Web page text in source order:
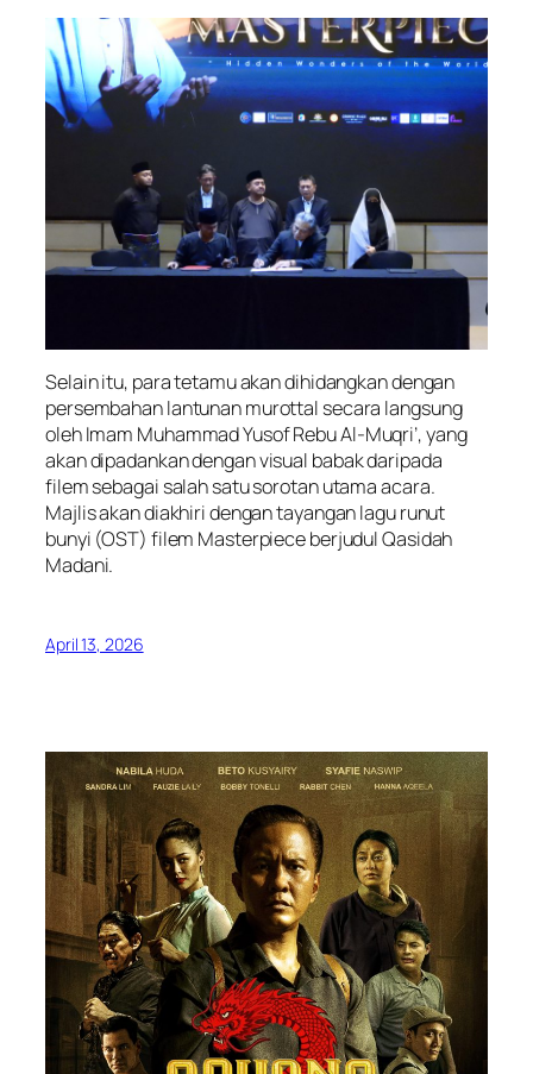
Selain itu, para tetamu akan dihidangkan dengan
persembahan lantunan murottal secara langsung
oleh Imam Muhammad Yusof Rebu Al-Muqri’, yang
akan dipadankan dengan visual babak daripada
filem sebagai salah satu sorotan utama acara.
Majlis akan diakhiri dengan tayangan lagu runut
bunyi (OST) filem Masterpiece berjudul Qasidah
Madani.
April 13, 2026